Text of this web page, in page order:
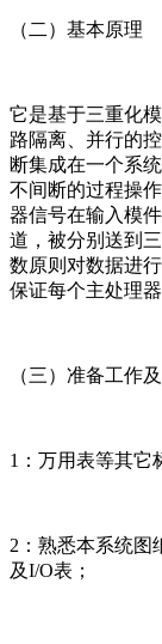
（二）基本原理
它是基于三重化
路隔离、并行的
断集成在一个系
不间断的过程操
器信号在输入模
道，被分别送到
数原则对数据进
保证每个主处理
（三）准备工作
1：万用表等其它
2：熟悉本系统图
及I/O表；